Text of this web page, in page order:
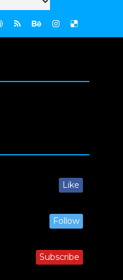
Like
Follow
Subscribe